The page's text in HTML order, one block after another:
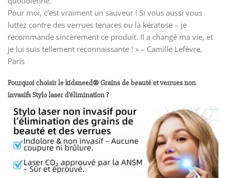
Pour moi, c’est vraiment un sauveur ! Si vous aussi vous
luttez contre des verrues tenaces ou la kératose – je
recommande sincèrement ce produit. Il a changé ma vie, et
je lui suis tellement reconnaissante ! » – Camille Lefèvre,
Paris
Pourquoi choisir le kidsneed® Grains de beauté et verrues non
invasifs Stylo laser d’élimination ?